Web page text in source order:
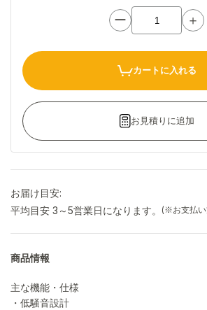
ー ＋
カートに入れる
お見積りに追加
お届け目安:
平均目安 3～5営業日になります。
(※お支払い
商品情報
主な機能・仕様
・低騒音設計